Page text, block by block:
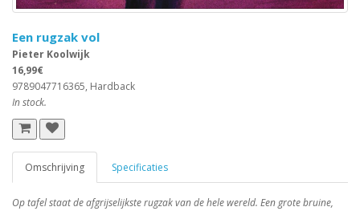
Een rugzak vol
Pieter Koolwijk
16,99€
9789047716365, Hardback
In stock.
Omschrijving Specificaties
Op tafel staat de afgrijselijkste rugzak van de hele wereld. Een grote bruine,